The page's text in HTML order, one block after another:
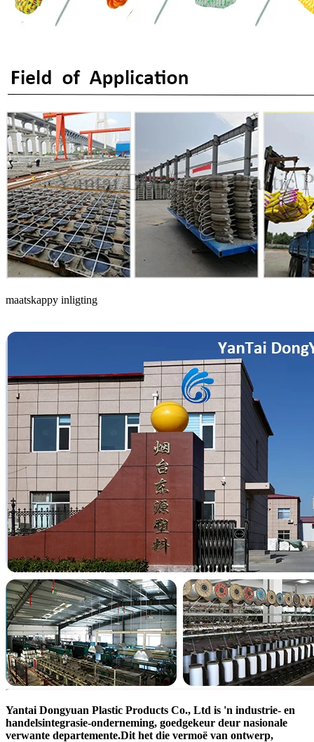
maatskappy inligting
Yantai Dongyuan Plastic Products Co., Ltd is 'n industrie- en
handelsintegrasie-onderneming, goedgekeur deur nasionale
verwante departemente.Dit het die vermoë van ontwerp,